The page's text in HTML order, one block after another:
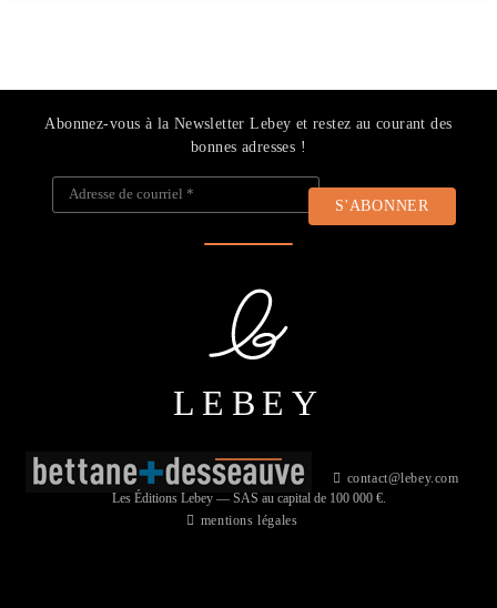
contact@lebey.com
mentions légales
Abonnez-vous à la Newsletter Lebey et restez au courant des
bonnes adresses !
Adresse de courriel
LEBEY
Les Éditions Lebey — SAS au capital de 100 000 €.